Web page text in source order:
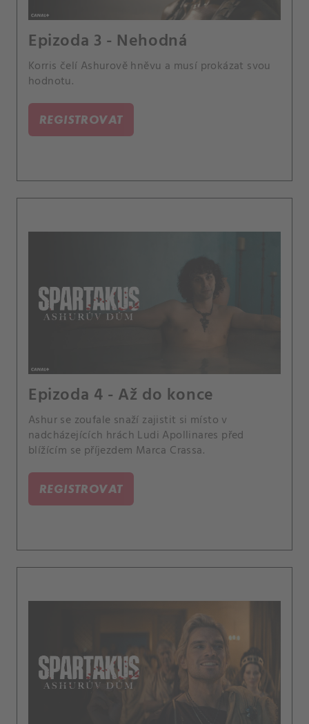
Epizoda 3 - Nehodná
Korris čelí Ashurově hněvu a musí prokázat svou
hodnotu.
REGISTROVAT
Epizoda 4 - Až do konce
Ashur se zoufale snaží zajistit si místo v
nadcházejících hrách Ludi Apollinares před
blížícím se příjezdem Marca Crassa.
REGISTROVAT